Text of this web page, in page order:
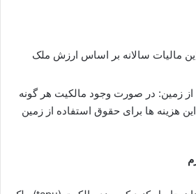
این مالیات سالانه بر اساس ارزش ملک
از زمین: در صورت وجود مالکیت هر گونه
هزینه ها برای حقوق استفاده از زمین